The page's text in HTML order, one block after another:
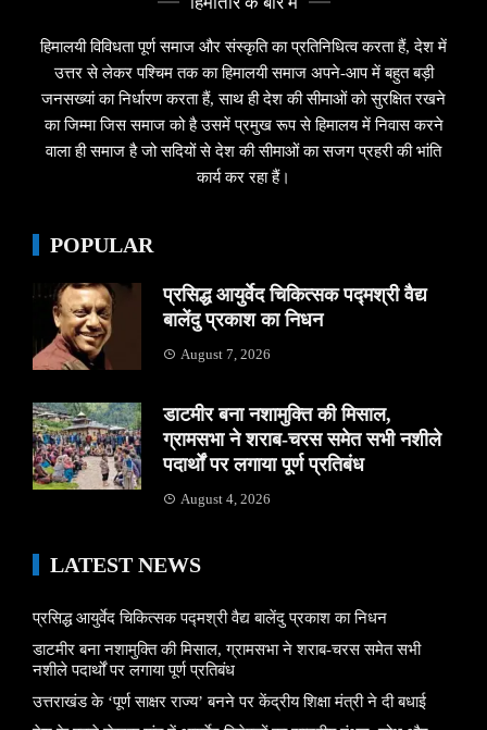
हिमालयी विविधता पूर्ण समाज और संस्कृति का प्रतिनिधित्व करता हैं, देश में
उत्तर से लेकर पश्चिम तक का हिमालयी समाज अपने-आप में बहुत बड़ी
जनसख्यां का निर्धारण करता हैं, साथ ही देश की सीमाओं को सुरक्षित रखने
का जिम्मा जिस समाज को है उसमें प्रमुख रूप से हिमालय में निवास करने
वाला ही समाज है जो सदियों से देश की सीमाओं का सजग प्रहरी की भांति
कार्य कर रहा हैं।
POPULAR
प्रसिद्ध आयुर्वेद चिकित्सक पद्मश्री वैद्य
बालेंदु प्रकाश का निधन
August 7, 2026
डाटमीर बना नशामुक्ति की मिसाल,
ग्रामसभा ने शराब-चरस समेत सभी नशीले
पदार्थों पर लगाया पूर्ण प्रतिबंध
August 4, 2026
LATEST NEWS
प्रसिद्ध आयुर्वेद चिकित्सक पद्मश्री वैद्य बालेंदु प्रकाश का निधन
डाटमीर बना नशामुक्ति की मिसाल, ग्रामसभा ने शराब-चरस समेत सभी
नशीले पदार्थों पर लगाया पूर्ण प्रतिबंध
उत्तराखंड के ‘पूर्ण साक्षर राज्य’ बनने पर केंद्रीय शिक्षा मंत्री ने दी बधाई